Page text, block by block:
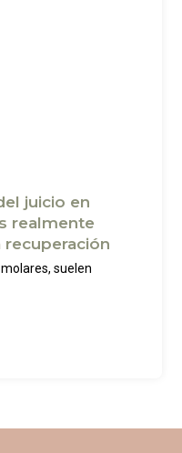
juicio en
realmente
recuperación
suelen